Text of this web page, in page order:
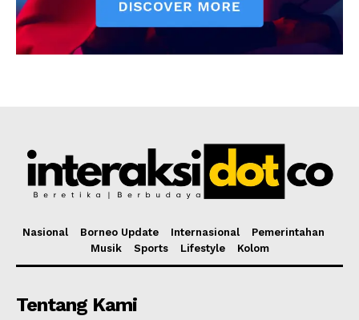
Nasional Borneo Update Internasional
Pemerintahan
Musik
Sports Lifestyle Kolom
Tentang Kami